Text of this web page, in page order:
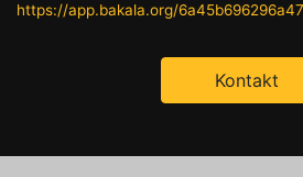
https://app.bakala.org/
Kontakt